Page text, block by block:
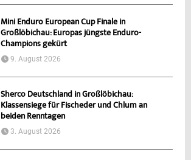
Mini Enduro European Cup Finale in
Großlöbichau: Europas jüngste Enduro-
Champions gekürt
9. August 2026
Sherco Deutschland in Großlöbichau:
Klassensiege für Fischeder und Chlum an
beiden Renntagen
3. August 2026